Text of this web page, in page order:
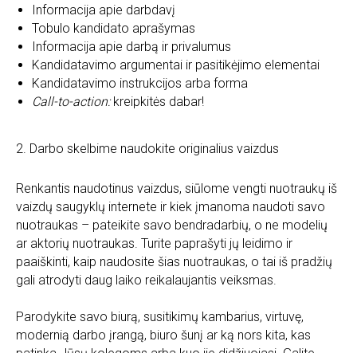
Informacija apie darbdavį
Tobulo kandidato aprašymas
Informacija apie darbą ir privalumus
Kandidatavimo argumentai ir pasitikėjimo elementai
Kandidatavimo instrukcijos arba forma
Call-to-action:kreipkitės dabar!
2. Darbo skelbime naudokite originalius vaizdus
Renkantis naudotinus vaizdus, siūlome vengti nuotraukų iš
vaizdų saugyklų internete ir kiek įmanoma naudoti savo
nuotraukas – pateikite savo bendradarbių, o ne modelių
ar aktorių nuotraukas. Turite paprašyti jų leidimo ir
paaiškinti, kaip naudosite šias nuotraukas, o tai iš pradžių
gali atrodyti daug laiko reikalaujantis veiksmas.
Parodykite savo biurą, susitikimų kambarius, virtuvę,
modernią darbo įrangą, biuro šunį ar ką nors kita, kas